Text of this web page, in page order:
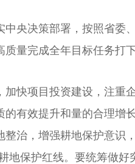
决策部署，按照省委
量完成全年目标任务打下
项目投资建设，注重
有效提升和量的合理增
治，增强耕地保护意识
地保护红线。要统筹做